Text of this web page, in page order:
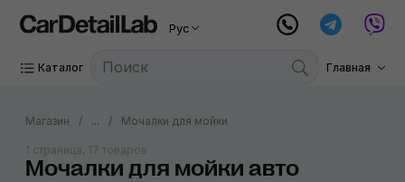
Рус
Каталог Главная
Магазин ... Мочалки для мойки
Мочалки для мойки авто
1 страница, 17 товаров